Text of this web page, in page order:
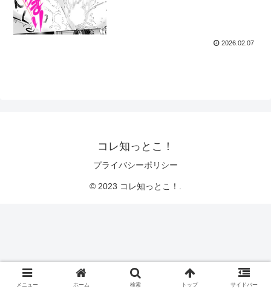
2026.02.07
コレ知っとこ！
プライバシーポリシー
© 2023 コレ知っとこ！.
メニュー ホーム 検索 トップ サイドバー